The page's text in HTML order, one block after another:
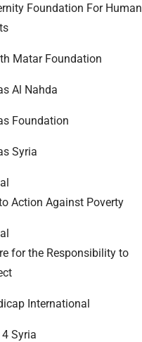
Foundation For Human
Matar Foundation
Al Nahda
Foundation
Syria
Action Against Poverty
for the Responsibility to
International
Syria